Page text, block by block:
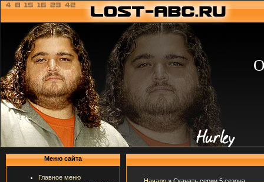
Меню сайта
Главное меню